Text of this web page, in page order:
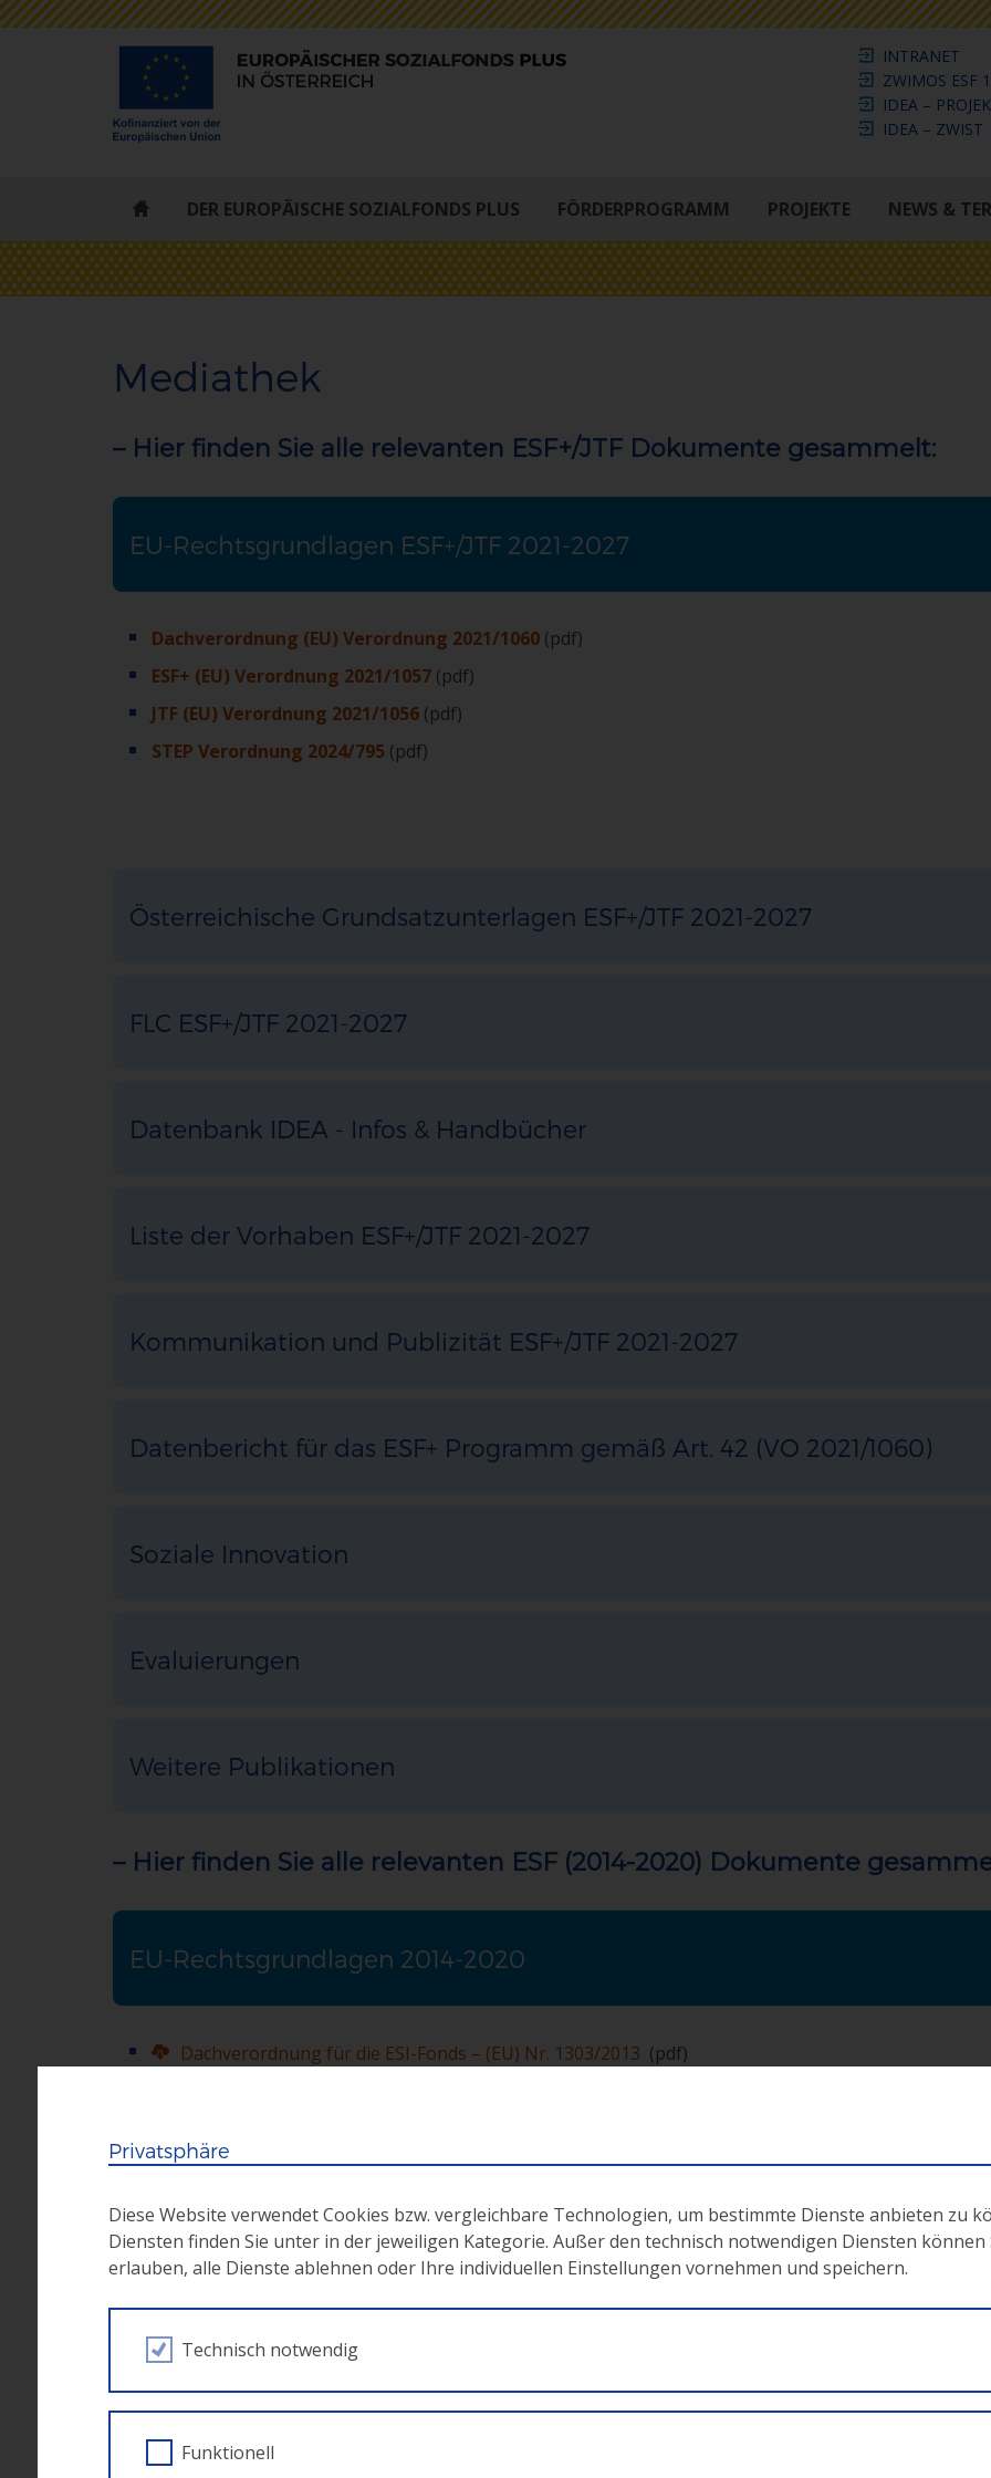
INTRANET
ZWIMOS ESF
IDEA –
IDEA – ZWIST
ESF
STARTSEITE
DER EUROPÄISCHE SOZIALFONDS PLUS FÖRDERPROGRAMM PROJEKTE NEWS &
Mediathek
– Hier finden Sie alle relevanten ESF+/JTF Dokumente gesammelt:
EU-Rechtsgrundlagen ESF+/JTF 2021-2027
Dachverordnung (EU) Verordnung 2021/1060 (pdf)
ESF+ (EU) Verordnung 2021/1057 (pdf)
JTF (EU) Verordnung 2021/1056 (pdf)
STEP Verordnung 2024/795 (pdf)
Österreichische Grundsatzunterlagen ESF+/JTF 2021-2027
FLC ESF+/JTF 2021-2027
Datenbank IDEA - Infos & Handbücher
Liste der Vorhaben ESF+/JTF 2021-2027
Kommunikation und Publizität ESF+/JTF 2021-2027
Datenbericht für das ESF+ Programm gemäß Art. 42 (VO 2021/1060)
Soziale Innovation
Evaluierungen
Weitere Publikationen
– Hier finden Sie alle relevanten ESF (2014-2020) Dokumente
EU-Rechtsgrundlagen 2014-2020
Dachverordnung für die ESI-Fonds – (EU) Nr. 1303/2013 (pdf)
Durchführungsverordnung (EU) Nr. 821/2014
Verordnung zur Definition von standardisierten Einheitskosten und Pauschalfinanzierungen für
Erstattung von Ausgaben der Mitgliedstaaten durch die Kommission
Österreichische Grundsatzunterlagen 2014-2020
Privatsphäre
Diese Website verwendet Cookies bzw. vergleichbare Technologien, um bestimmte Dienste anbieten zu
Diensten finden Sie unter in der jeweiligen Kategorie. Außer den technisch notwendigen Diensten
erlauben, alle Dienste ablehnen oder Ihre individuellen Einstellungen vornehmen und speichern.
Technisch notwendig
Funktionell